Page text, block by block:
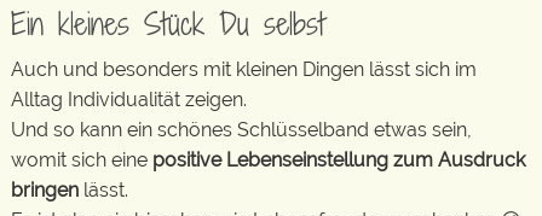
Ein kleines Stück Du selbst
Auch und besonders mit kleinen Dingen lässt sich im
Alltag Individualität zeigen.
Und so kann ein schönes Schlüsselband etwas sein,
womit sich eine positive Lebenseinstellung zum Ausdruck
bringen lässt.